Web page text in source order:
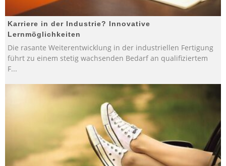
Karriere in der Industrie? Innovative
Lernmöglichkeiten
Die rasante Weiterentwicklung in der industriellen Fertigung
führt zu einem stetig wachsenden Bedarf an qualifiziertem
F...